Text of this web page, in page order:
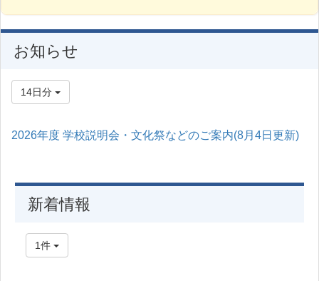
お知らせ
14日分
2026年度 学校説明会・文化祭などのご案内(8月4日更新)
新着情報
1件